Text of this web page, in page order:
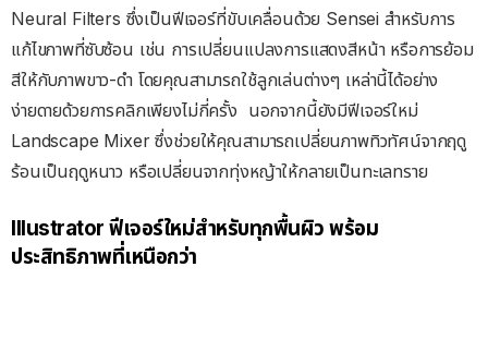
Neural Filters ซึ่งเป็นฟีเจอร์ที่ขับเคลื่อนด้วย Sensei สำหรับการ
แก้ไขภาพที่ซับซ้อน เช่น การเปลี่ยนแปลงการแสดงสีหน้า หรือการย้อม
สีให้กับภาพขาว-ดำ โดยคุณสามารถใช้ลูกเล่นต่างๆ เหล่านี้ได้อย่าง
ง่ายดายด้วยการคลิกเพียงไม่กี่ครั้ง นอกจากนี้ยังมีฟีเจอร์ใหม่
Landscape Mixer ซึ่งช่วยให้คุณสามารถเปลี่ยนภาพทิวทัศน์จากฤดู
ร้อนเป็นฤดูหนาว หรือเปลี่ยนจากทุ่งหญ้าให้กลายเป็นทะเลทราย
Illustratorฟีเจอร์ใหม่สำหรับทุกพื้นผิว พร้อม
ประสิทธิภาพที่เหนือกว่า